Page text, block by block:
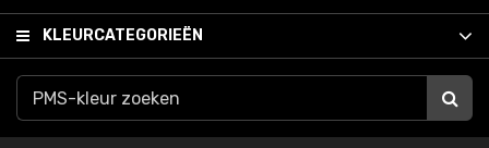
KLEURCATEGORIEËN